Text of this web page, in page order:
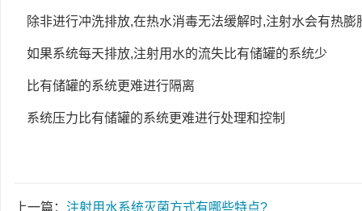
除非进行冲洗排放,在热水消毒无法缓解时,注射水会有热膨
如果系统每天排放,注射用水的流失比有储罐的系统少
比有储罐的系统更难进行隔离
系统压力比有储罐的系统更难进行处理和控制
上一篇： 注射用水系统灭菌方式有哪些特点?